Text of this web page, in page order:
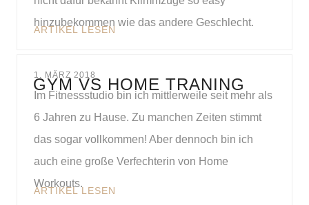
hinzubekommen wie das andere Geschlecht.
ARTIKEL LESEN
1. MÄRZ 2018
GYM VS HOME TRANING
Im Fitnessstudio bin ich mittlerweile seit mehr als
6 Jahren zu Hause. Zu manchen Zeiten stimmt
das sogar vollkommen! Aber dennoch bin ich
auch eine große Verfechterin von Home
Workouts.
ARTIKEL LESEN